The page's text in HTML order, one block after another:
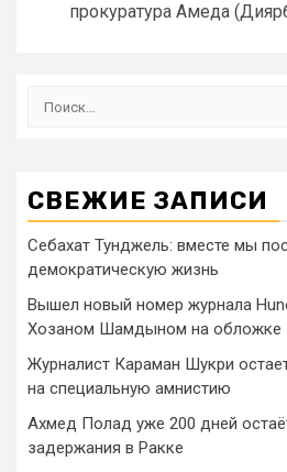
прокуратура Амеда
СВЕЖИЕ ЗАПИСИ
Себахат Тунджель: вместе мы
демократическую жизнь
Вышел новый номер журнала
Хозаном Шамдыном на обложке
Журналист Караман Шукри
на специальную амнистию
Ахмед Полад уже 200 дней
задержания в Ракке